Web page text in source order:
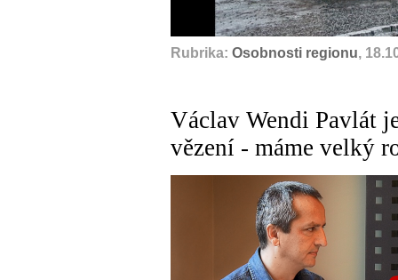
Rubrika: Osobnosti regionu,
Václav Wendi Pavlát
vězení - máme velký